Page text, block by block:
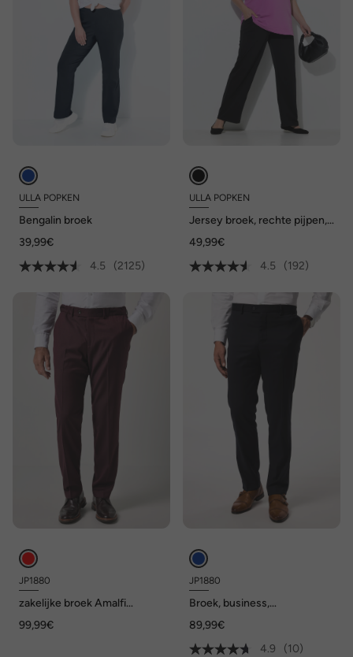
ULLA POPKEN
Bengalin broek
39,99€
4.5
(2125)
ULLA POPKEN
Jersey broek, rechte pijpen,
49,99€
4.5
(192)
JP1880
zakelijke broek Amalfi
en match Amalfi, tot maat
99,99€
JP1880
Broek, business,
KAPROS, tot maat 72/36
89,99€
4.9
(10)